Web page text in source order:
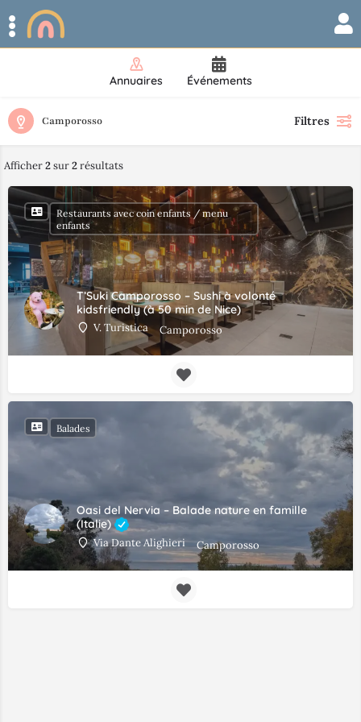
Annuaires Événements
Camporosso Filtres
Afficher2sur2résultats
T’Suki Camporosso – Sushi à volonté
kidsfriendly (à 50 min de Nice)
V. Turistica Camporosso
Restaurants avec coin enfants / menu
enfants
Oasi del Nervia – Balade nature en famille
(Italie)
Via Dante Alighieri Camporosso
Balades